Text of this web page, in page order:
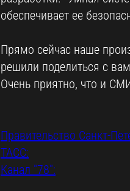
обеспечивает ее
Прямо сейчас наше
решили поделиться с
Очень приятно, что и
Правительство Санкт-
ТАСС:
Канал "78":